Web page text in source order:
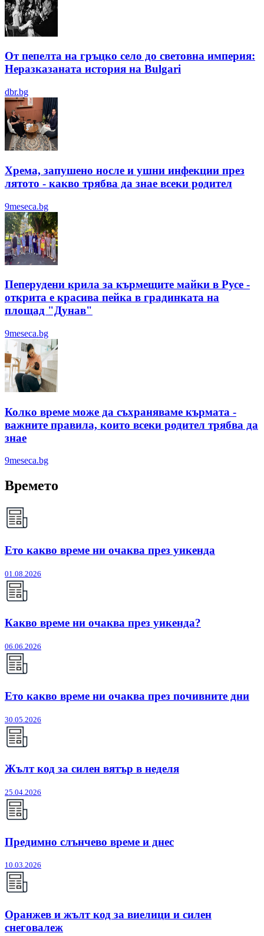
От пепелта на гръцко село до световна империя:
Неразказаната история на Bulgari
dbr.bg
Хрема, запушено носле и ушни инфекции през
лятотo - какво трябва да знае всеки родител
9meseca.bg
Пеперудени крила за кърмещите майки в Русе -
открита е красива пейка в градинката на
площад "Дунав"
9meseca.bg
Колко време може да съхраняваме кърмата -
важните правила, които всеки родител трябва да
знае
9meseca.bg
Времето
Ето какво време ни очаква през уикенда
01.08.2026
Какво време ни очаква през уикенда?
06.06.2026
Ето какво време ни очаква през почивните дни
30.05.2026
Жълт код за силен вятър в неделя
25.04.2026
Предимно слънчево време и днес
10.03.2026
Оранжев и жълт код за виелици и силен
снеговалеж